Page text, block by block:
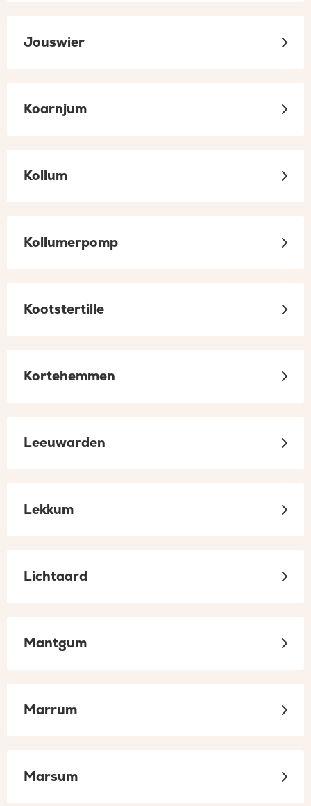
Jouswier
Koarnjum
Kollum
Kollumerpomp
Kootstertille
Kortehemmen
Leeuwarden
Lekkum
Lichtaard
Mantgum
Marrum
Marsum